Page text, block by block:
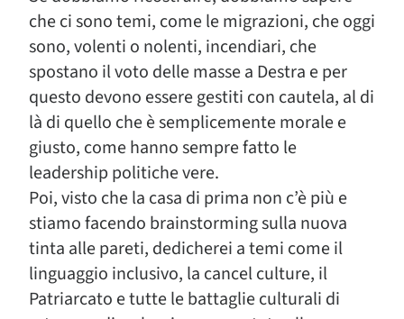
che ci sono temi, come le migrazioni, che oggi
sono, volenti o nolenti, incendiari, che
spostano il voto delle masse a Destra e per
questo devono essere gestiti con cautela, al di
là di quello che è semplicemente morale e
giusto, come hanno sempre fatto le
leadership politiche vere.
Poi, visto che la casa di prima non c’è più e
stiamo facendo brainstorming sulla nuova
tinta alle pareti, dedicherei a temi come il
linguaggio inclusivo, la cancel culture, il
Patriarcato e tutte le battaglie culturali di